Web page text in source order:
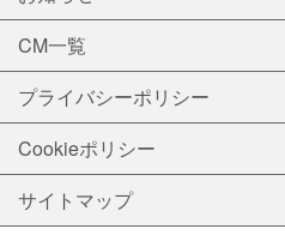
CM一覧
プライバシーポリシー
Cookieポリシー
サイトマップ